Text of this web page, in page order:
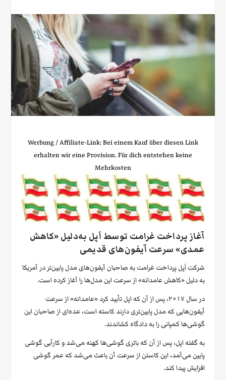
Werbung / Affiliate‑Link: Bei einem Kauf über diesen Link
erhalten wir eine Provision. Für dich entstehen keine
Mehrkosten
آغاز پرداخت غرامت توسط اَپل به‌دلیل «کاهش
عمدی» سرعت آیفون‌های قدیمی
شرکت اَپل پرداخت غرامت به صاحبان آیفون‌های مدل پایین‌تر در آمریکا
به دلیل «کاهش عامدانه» از سرعت این مدل‌ها را آغاز کرده است.
در سال ۲۰۱۷، پس از آن که اپل تأیید کرد «عامدانه» از سرعت
آیفون‌هایی که مدل پایین‌تری دارند کاسته است، عده‌ای از صاحبان این
گوشی‌ها کمپانی را به دادگاه کشاندند.
به گفته اپل، پس از آن که باتری گوشی‌ها کهنه می‌شد و کارآیی گوشی
پایین می‌آمد، این کاستن از سرعت آن باعث می‌شد که عمر گوشی
افزایش پیدا کند.